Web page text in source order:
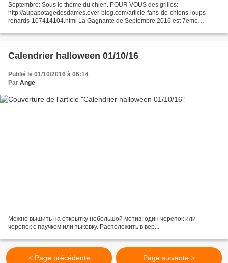
Septembre: Sous le thème du chien. POUR VOUS des grilles:
http://aupapotagedesdames.over-blog.com/article-fans-de-chiens-loups-
renards-107414104.html La Gagnante de Septembre 2016 est 7eme
Calendrier halloween 01/10/16
Publié le 01/10/2016 à 06:14
Par Ange
Можно вышить на открытку небольшой мотив: один черепок или
черепок с паучком или тыковку. Расположить в вер...
< Page précédente Page suivante >